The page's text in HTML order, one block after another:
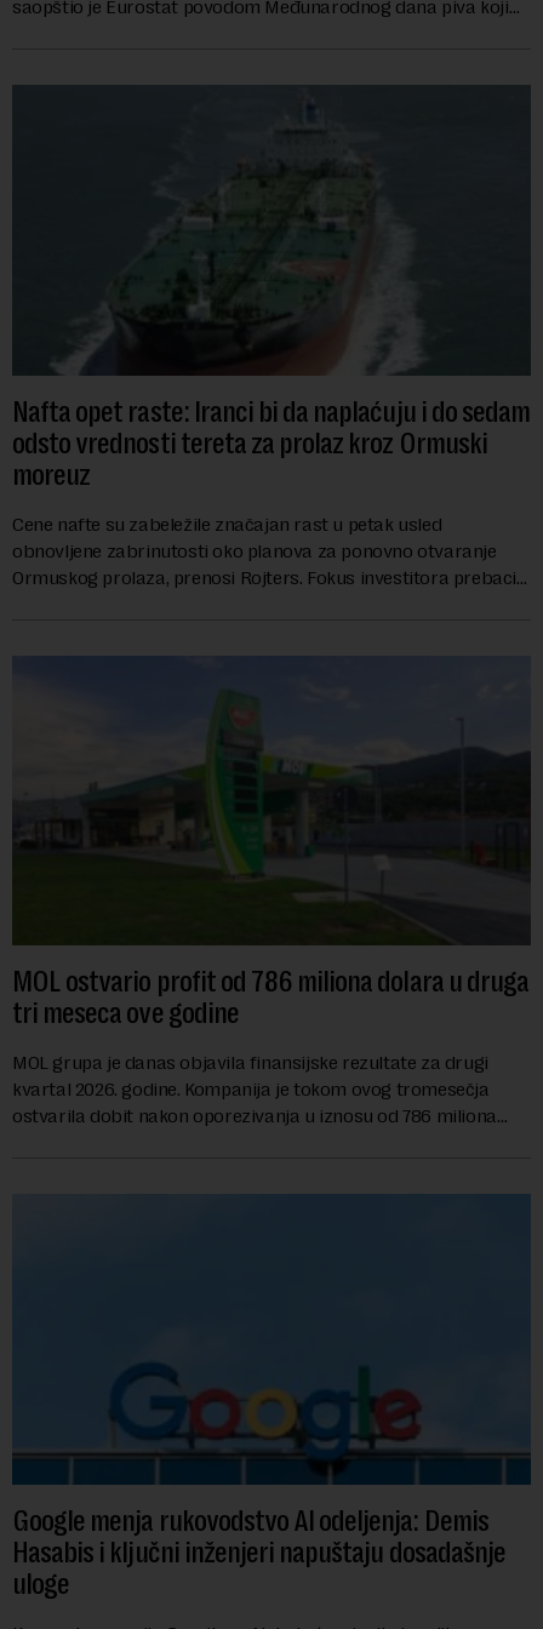
saopštio je Eurostat povodom Međunarodnog dana piva koji
Nafta opet raste: Iranci bi da naplaćuju i do sedam
odsto vrednosti tereta za prolaz kroz Ormuski
moreuz
Cene nafte su zabeležile značajan rast u petak usled
obnovljene zabrinutosti oko planova za ponovno otvaranje
Ormuskog prolaza, prenosi Rojters. Fokus investitora prebacio
MOL ostvario profit od 786 miliona dolara u druga
tri meseca ove godine
MOL grupa je danas objavila finansijske rezultate za drugi
kvartal 2026. godine. Kompanija je tokom ovog tromesečja
ostvarila dobit nakon oporezivanja u iznosu od 786 miliona
Google menja rukovodstvo AI odeljenja: Demis
Hasabis i ključni inženjeri napuštaju dosadašnje
uloge